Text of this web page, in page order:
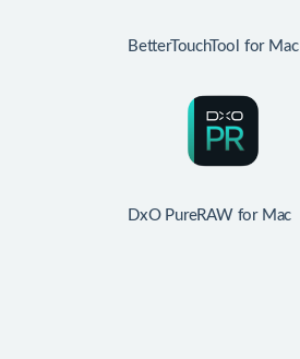
BetterTouchTool for Mac
DxO PureRAW for Mac